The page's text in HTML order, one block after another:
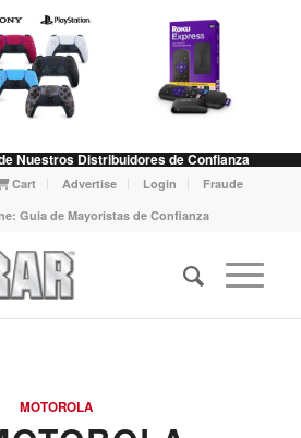
Nuestros Distribuidores de Confianza
Cart Advertise Login
Fraude
Guia de Mayoristas de Confianza
MOTOROLA